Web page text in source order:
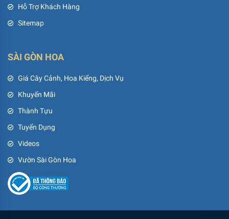
Hỗ Trợ Khách Hàng
Sitemap
SÀI GÒN HOA
Giá Cây Cảnh, Hoa Kiểng, Dịch Vụ
Khuyến Mãi
Thành Tựu
Tuyển Dụng
Videos
Vườn Sài Gòn Hoa